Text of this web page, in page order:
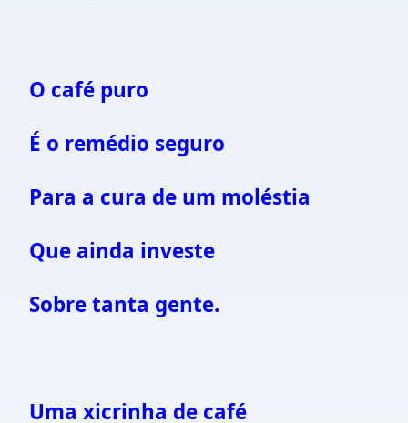
O café puro
É o remédio seguro
Para a cura de um moléstia
Que ainda investe
Sobre tanta gente.
Uma xicrinha de café